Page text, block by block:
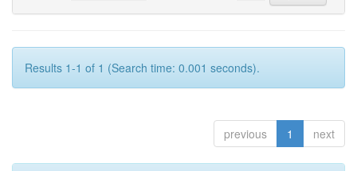
Results 1-1 of 1 (Search time: 0.001 seconds).
previous 1 next